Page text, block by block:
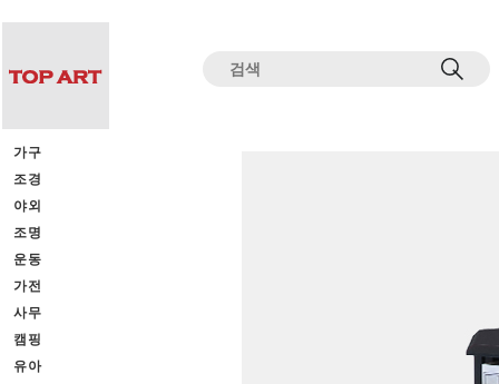
가구
조경
야외
조명
운동
가전
사무
캠핑
유아